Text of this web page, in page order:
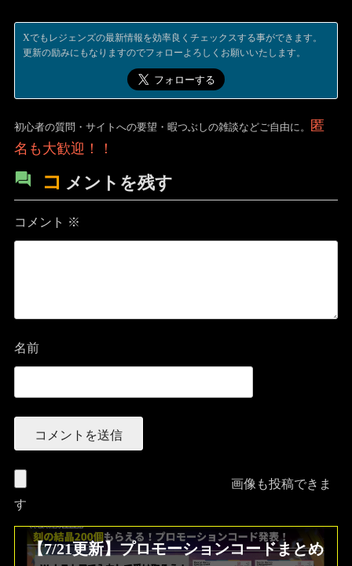
Xでもレジェンズの最新情報を効率良くチェックスする事ができます。
更新の励みにもなりますのでフォローよろしくお願いいたします。
初心者の質問・サイトへの要望・暇つぶしの雑談などご自由に。
匿
名も大歓迎！！
コ メントを残す
コメント ※
名前
画像も投稿できま
す
【7/21更新】プロモーションコードまとめ